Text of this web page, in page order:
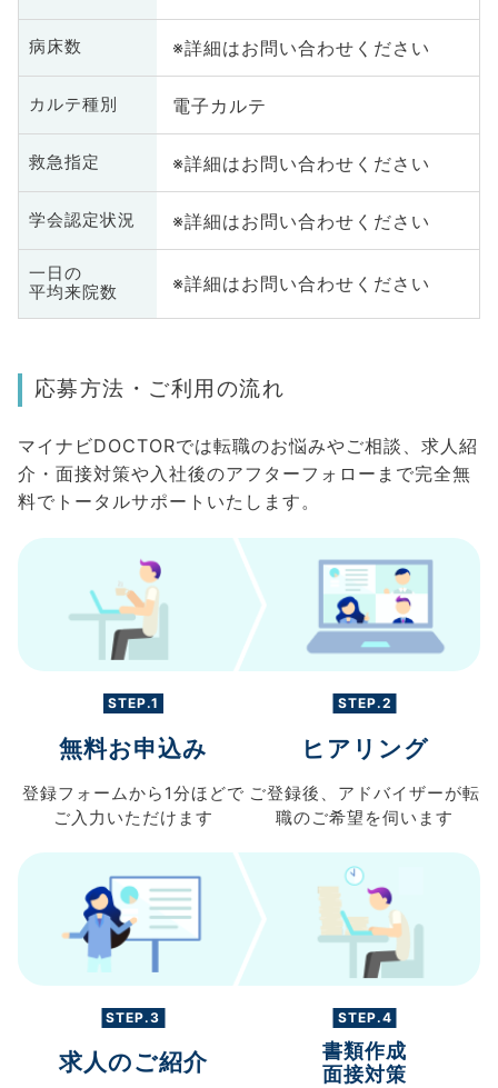
病床数 ※詳細はお問い合わせください
カルテ種別 電子カルテ
救急指定 ※詳細はお問い合わせください
学会認定状況 ※詳細はお問い合わせください
一日の
平均来院数
※詳細はお問い合わせください
応募方法・ご利用の流れ
マイナビDOCTORでは転職のお悩みやご相談、求人紹
介・面接対策や入社後のアフターフォローまで完全無
料でトータルサポートいたします。
STEP.1
無料お申込み
登録フォームから 1分ほどで
ご入力 いただけます
STEP.2
ヒアリング
ご登録後、 アドバイザーが転
職のご希望を伺います
STEP.3
求人のご紹介
STEP.4
書類作成
面接対策